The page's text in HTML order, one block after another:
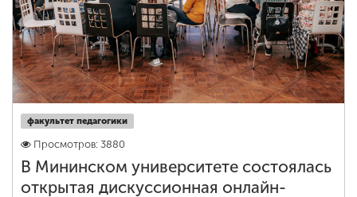
факультет педагогики
Просмотров: 3880
В Мининском университете состоялась
открытая дискуссионная онлайн-